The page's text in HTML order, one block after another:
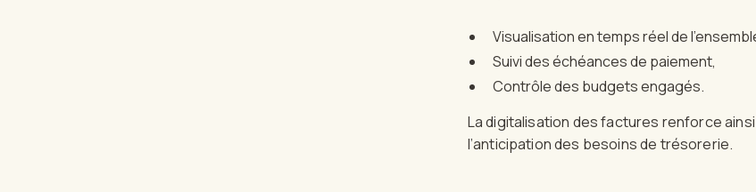
Visualisation en temps réel de
Suivi des échéances de paiement,
Contrôle des budgets engagés.
La digitalisation des factures renforce
l’anticipation des besoins de trésorerie.